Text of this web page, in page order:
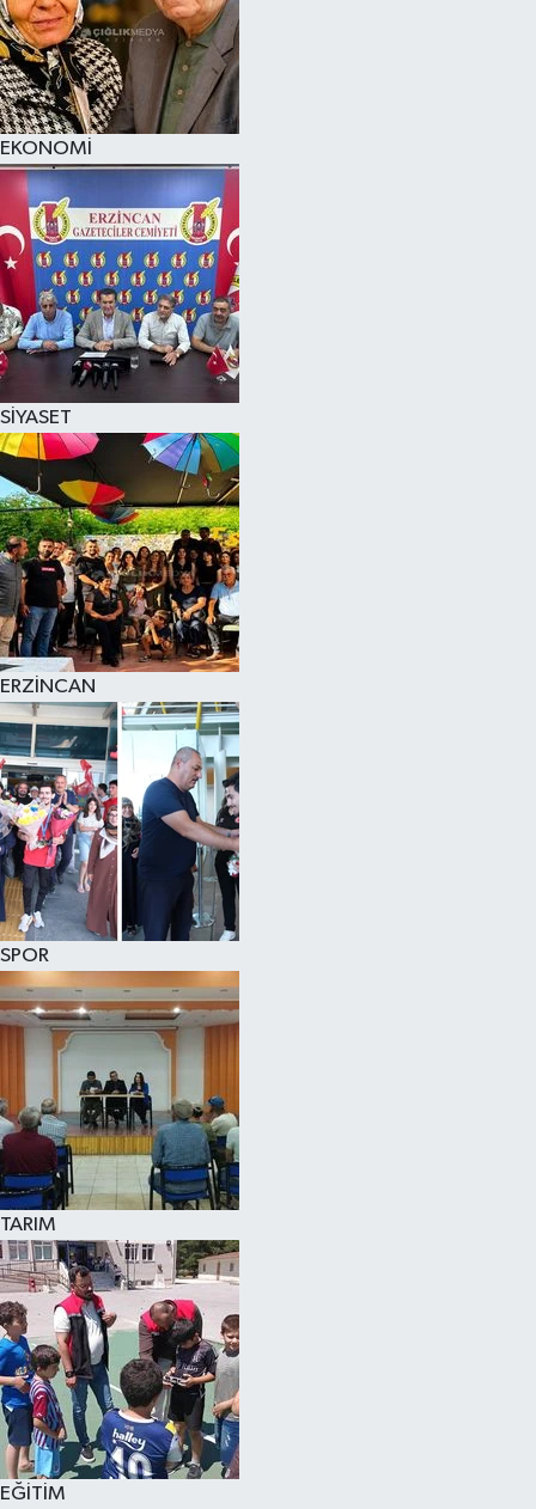
EKONOMİ
SİYASET
ERZİNCAN
SPOR
TARIM
EĞİTİM